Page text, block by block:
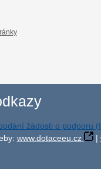
žádosti o podporu
www.dotaceeu.cz |